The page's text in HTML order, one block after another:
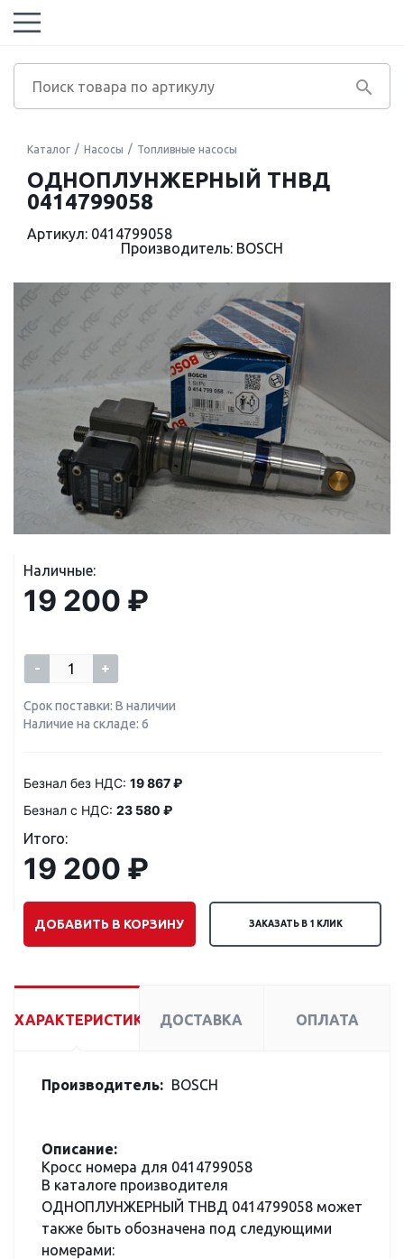
Каталог Насосы Топливные насосы
ОДНОПЛУНЖЕРНЫЙ ТНВД
0414799058
Артикул: 0414799058
Производитель: BOSCH
Наличные:
19 200 ₽
- +
Срок поставки: В наличии
Наличие на складе: 6
Безнал без НДС: 19 867 ₽
Безнал с НДС: 23 580 ₽
Итого:
19 200 ₽
ДОБАВИТЬ В КОРЗИНУ ЗАКАЗАТЬ В 1 КЛИК
ХАРАКТЕРИСТИКИ ДОСТАВКА ОПЛАТА
Производитель: BOSCH
Описание:
Кросс номера для 0414799058
В каталоге производителя
ОДНОПЛУНЖЕРНЫЙ ТНВД 0414799058 может
также быть обозначена под следующими
номерами: